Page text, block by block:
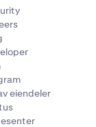
eiendeler